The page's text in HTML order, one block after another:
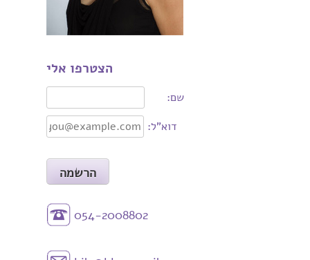
הצטרפו אלי
שם:
דוא"ל:
054-2008802